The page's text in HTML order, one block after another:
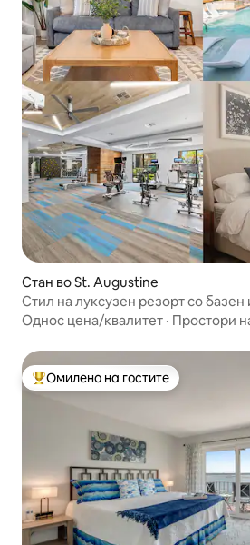
Стан во St. Augustine
Стил на луксузен резорт со
во близина на плажа
Однос цена/квалитет · Простори
Меѓу најуспешните „Омилени на
Омилено на гостите